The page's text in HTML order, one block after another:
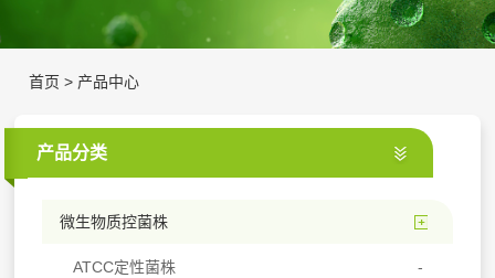
首页 > 产品中心
产品分类
微生物质控菌株
ATCC定性菌株